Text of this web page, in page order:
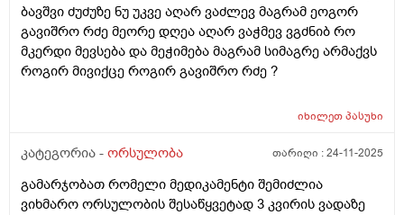
ბავშვი ძუძუზე ნუ უკვე აღარ ვაძლევ მაგრამ ეოგორ
გავიშრო რძე მეორე დღეა აღარ ვაჭმევ ვგძნიბ რო
მკერდი მევსება და მეჭიმება მაგრამ სიმაგრე არმაქვს
როგირ მივიქცე როგირ გავიშრო რძე ?
იხილეთპასუხი
კატეგორია - ორსულობა თარიღი :24-11-2025
გამარჯობათ რომელი მედიკამენტი შემიძლია
ვიხმარო ორსულობის შესაწყვეტად 3 კვირის ვადაზე